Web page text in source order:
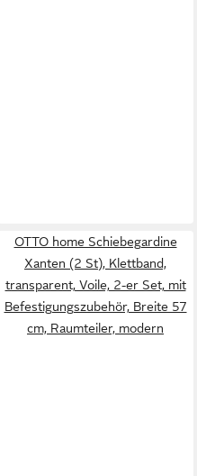
OTTO home Schiebegardine
Xanten (2 St), Klettband,
transparent, Voile, 2-er Set, mit
Befestigungszubehör, Breite 57
cm, Raumteiler, modern